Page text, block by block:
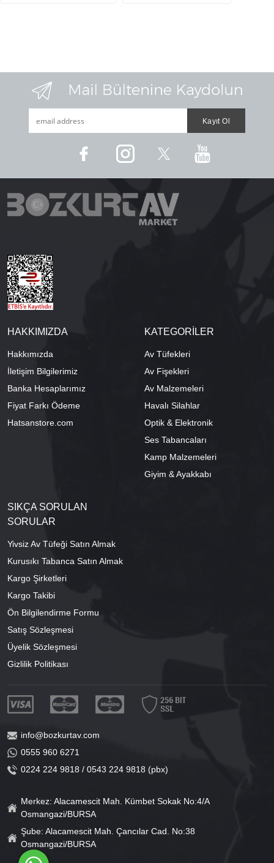
HAKKIMIZDA
Hakkımızda
İletişim Bilgilerimiz
Banka Hesaplarımız
Fiyat Farkı Ödeme
Hatsanstore.com
KATEGORİLER
Av Tüfekleri
Av Fişekleri
Av Malzemeleri
Havalı Silahlar
Optik & Elektronik
Ses Tabancaları
Kamp Malzemeleri
Giyim & Ayakkabı
SIKÇA SORULAN
SORULAR
Yivsiz Av Tüfeği Satın Almak
Kurusıkı Tabanca Satın Almak
Kargo Şirketleri
Kargo Takibi
Ön Bilgilendirme Formu
Satış Sözleşmesi
Üyelik Sözleşmesi
Gizlilik Politikası
info@bozkurtav.com
0555 960 6271
0224 224 9818 / 0543 224 9818 (pbx)
Merkez: Alacamescit Mah. Kümbet Sokak No:4/A
Osmangazi/BURSA
Şube: Alacamescit Mah. Çancılar Cad. No:38
Osmangazi/BURSA